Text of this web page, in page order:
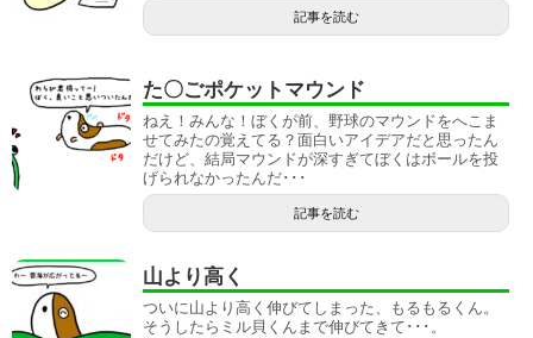
記事を読む
た〇ごポケットマウンド
ねえ！みんな！ぼくが前、野球のマウンドをへこま
せてみたの覚えてる？面白いアイデアだと思ったん
だけど、結局マウンドが深すぎてぼくはボールを投
げられなかったんだ･･･
記事を読む
山より高く
ついに山より高く伸びてしまった、もるもるくん。
そうしたらミル貝くんまで伸びてきて･･･。